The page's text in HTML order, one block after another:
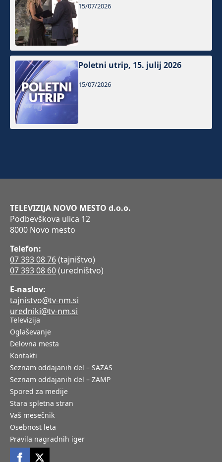
15/07/2026
Poletni utrip, 15. julij 2026
15/07/2026
TELEVIZIJA NOVO MESTO d.o.o.
Podbevškova ulica 12
8000 Novo mesto
Telefon:
07 393 08 76(tajništvo)
07 393 08 60(uredništvo)
E-naslov:
tajnistvo@tv-nm.si
uredniki@tv-nm.si
Televizija
Oglaševanje
Delovna mesta
Kontakti
Seznam oddajanih del – SAZAS
Seznam oddajanih del – ZAMP
Spored za medije
Stara spletna stran
Vaš mesečnik
Osebnost leta
Pravila nagradnih iger